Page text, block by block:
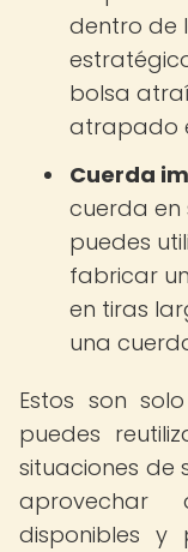
dentro de
bolsa
atrapado
Cuerda
cuerda en
puedes
fabricar
en tiras
una
Estos son
puedes
situaciones de
disponibles y